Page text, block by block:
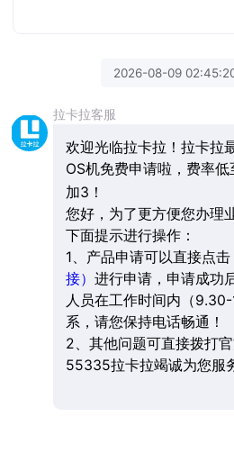
2026-08-09
拉卡拉客服
欢迎光临拉卡拉！拉卡拉
OS机免费申请啦，费率
加3！
您好，为了更方便您办理
下面提示进行操作：
1、产品申请可以直接点击
接） 进行申请，申请成功
人员在工作时间内（
系，请您保持电话畅通！
2、其他问题可直接拨打
55335拉卡拉竭诚为您服